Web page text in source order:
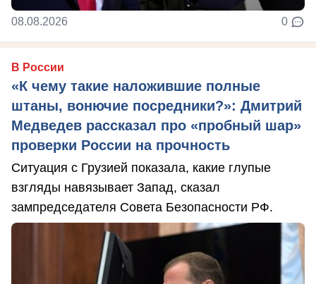
08.08.2026 0
В России
«К чему такие наложившие полные
штаны, вонючие посредники?»: Дмитрий
Медведев рассказал про «пробный шар»
проверки России на прочность
Ситуация с Грузией показала, какие глупые
взгляды навязывает Запад, сказал
зампредседателя Совета Безопасности РФ.